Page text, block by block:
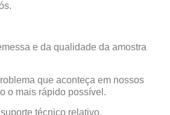
e da qualidade da amostra
que aconteça em nossos
o mais rápido possível.
técnico relativo.